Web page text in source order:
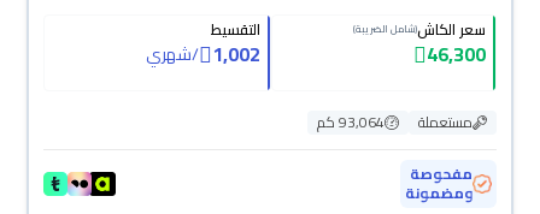
سعر الكاش(شامل الضريبة)
46,300
التقسيط
1,002
/شهري
مستعملة
93,064 كم
مفحوصة
ومضمونة